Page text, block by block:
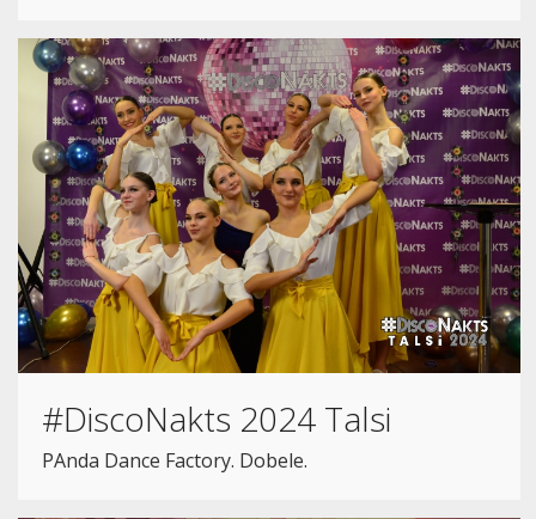
#DiscoNakts 2024 Talsi
PAnda Dance Factory. Dobele.